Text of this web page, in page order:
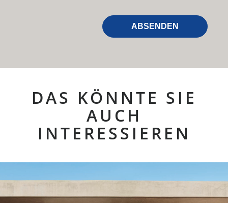
DAS KÖNNTE SIE
AUCH
INTERESSIEREN